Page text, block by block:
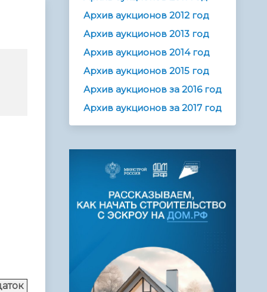
Архив аукционов 2012 год
Архив аукционов 2013 год
Архив аукционов 2014 год
Архив аукционов 2015 год
Архив аукционов за 2016 год
Архив аукционов за 2017 год